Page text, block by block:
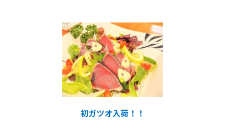
初ガツオ入荷！！